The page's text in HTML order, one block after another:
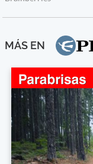
MÁS EN